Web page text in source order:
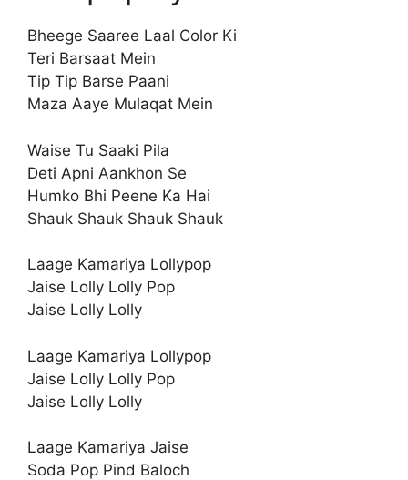
Bheege Saaree Laal Color Ki
Teri Barsaat Mein
Tip Tip Barse Paani
Maza Aaye Mulaqat Mein
Waise Tu Saaki Pila
Deti Apni Aankhon Se
Humko Bhi Peene Ka Hai
Shauk Shauk Shauk Shauk
Laage Kamariya Lollypop
Jaise Lolly Lolly Pop
Jaise Lolly Lolly
Laage Kamariya Lollypop
Jaise Lolly Lolly Pop
Jaise Lolly Lolly
Laage Kamariya Jaise
Soda Pop Pind Baloch